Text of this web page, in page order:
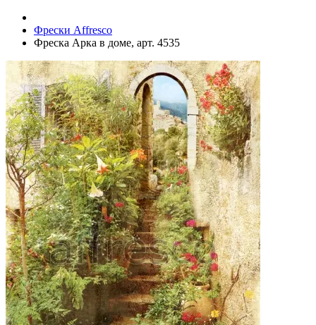
Фрески Affresco
Фреска Арка в доме, арт. 4535